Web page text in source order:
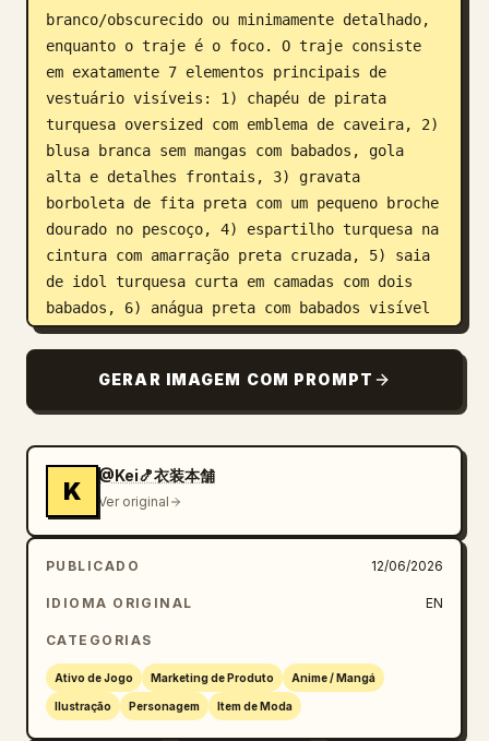
branco/obscurecido ou minimamente detalhado,
enquanto o traje é o foco. O traje consiste
em exatamente 7 elementos principais de
vestuário visíveis: 1) chapéu de pirata
turquesa oversized com emblema de caveira, 2)
blusa branca sem mangas com babados, gola
alta e detalhes frontais, 3) gravata
borboleta de fita preta com um pequeno broche
dourado no pescoço, 4) espartilho turquesa na
cintura com amarração preta cruzada, 5) saia
de idol turquesa curta em camadas com dois
babados, 6) anágua preta com babados visível
sob a saia azul, e 7) painéis longos de
pendurados atrás da saia. Adicione exatamente
2 luvas pretas longas estilo ópera com
da parte superior dos braços, e exatamente 2
botas de salto alto marrom-escuras até a coxa
com amarração, brilhos lustrosos e saltos
pontiagudos. Use renderização de anime cel-
shaded limpa, arte de linha nítida, detalhes
em turquesa brilhante, sombreamento de couro
suaves e uma composição de folha de
personagem centralizada sem adereços de
fundo, sem texto, sem marca d'água e sem
GERAR IMAGEM COM PROMPT
K
@Kei🍤衣装本舗
Ver original
PUBLICADO 12/06/2026
IDIOMA ORIGINAL EN
CATEGORIAS
Ativo de Jogo Marketing de Produto Anime / Mangá
Ilustração Personagem Item de Moda